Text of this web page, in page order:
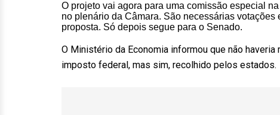
O projeto vai agora para uma comissão especial
no plenário da Câmara. São necessárias
proposta. Só depois segue para o Senado.
O Ministério da Economia informou que não
imposto federal, mas sim, recolhido pelos estados.